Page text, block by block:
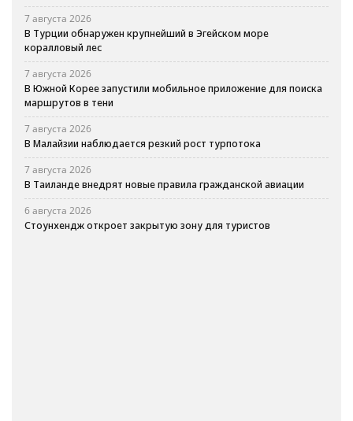
7 августа 2026
В Турции обнаружен крупнейший в Эгейском море
коралловый лес
7 августа 2026
В Южной Корее запустили мобильное приложение для поиска
маршрутов в тени
7 августа 2026
В Малайзии наблюдается резкий рост турпотока
7 августа 2026
В Таиланде внедрят новые правила гражданской авиации
6 августа 2026
Стоунхендж откроет закрытую зону для туристов